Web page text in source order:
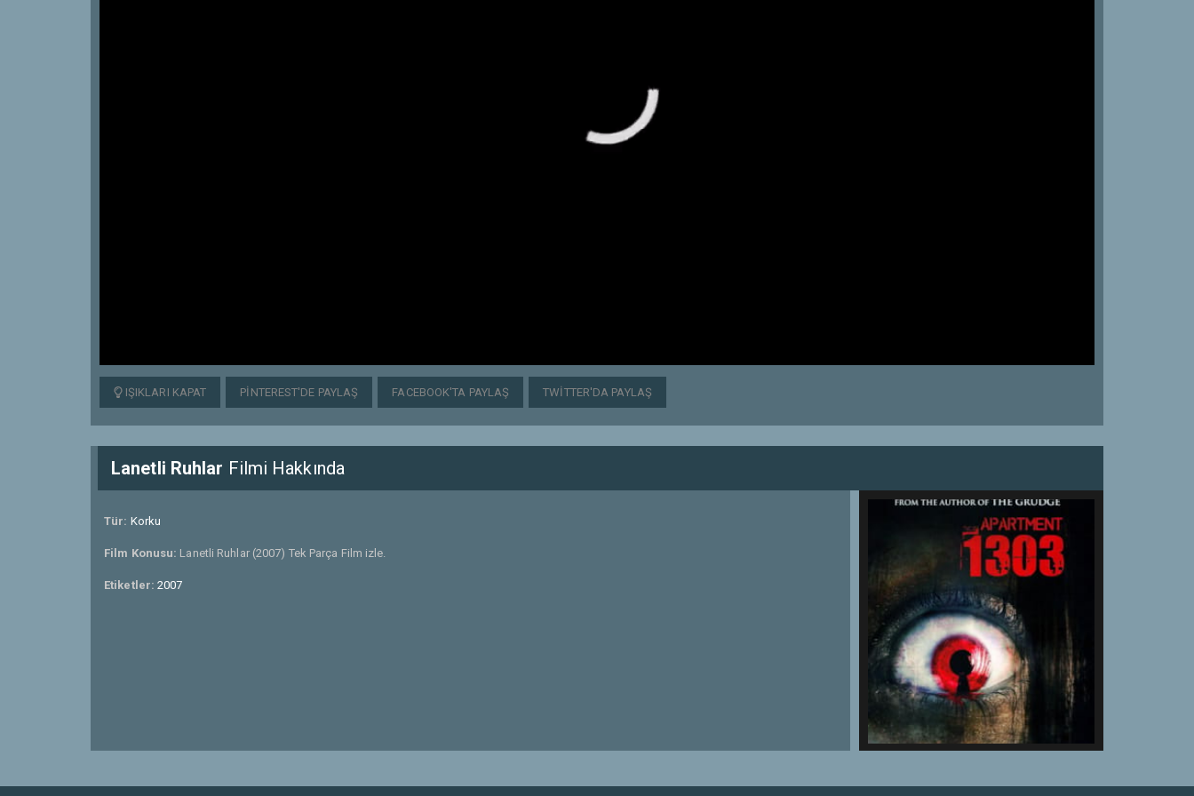
IŞIKLARI KAPAT PINTEREST'DE PAYLAŞ FACEBOOK'TA PAYLAŞ TWITTER'DA PAYLAŞ
Lanetli Ruhlar Filmi Hakkında
Tür: Korku
Film Konusu: Lanetli Ruhlar (2007) Tek Parça Film izle.
Etiketler:2007